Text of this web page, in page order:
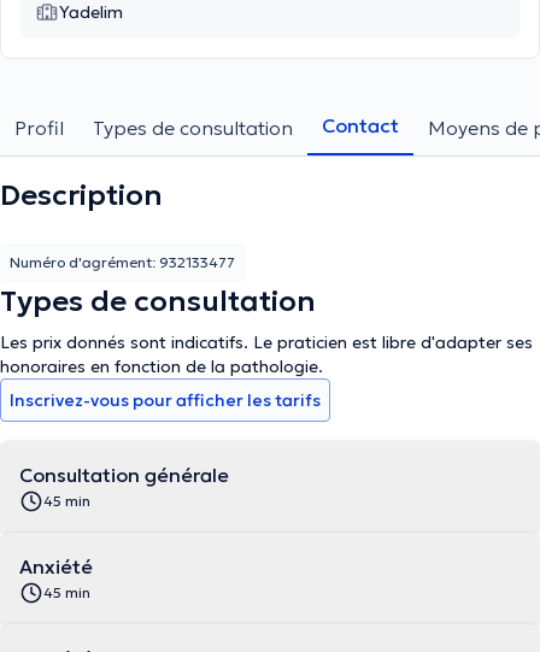
Yadelim
Profil Types de consultation Contact Moyens de
Description
Numéro d'agrément: 932133477
Types de consultation
Les prix donnés sont indicatifs. Le praticien est libre d'adapter ses
honoraires en fonction de la pathologie.
Inscrivez-vous pour afficher les tarifs
Consultation générale
45 min
Anxiété
45 min